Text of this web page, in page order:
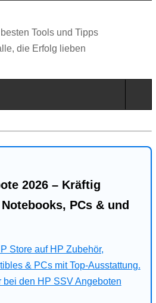
Tools und Tipps
die Erfolg lieben
2026 – Kräftig
PCs & und
Store auf HP Zubehör,
& PCs mit Top-Ausstattung.
bei den HP SSV Angeboten